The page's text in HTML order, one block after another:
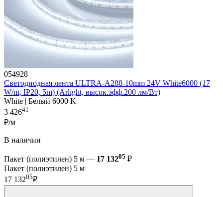
054928
Светодиодная лента ULTRA-A288-10mm 24V White6000 (17
W/m, IP20, 5m) (Arlight, высок.эфф.200 лм/Вт)
White | Белый 6000 K
3 42641
₽/м
В наличии
Пакет (полиэтилен) 5 м — 17 13205 ₽
Пакет (полиэтилен) 5 м
17 13205₽